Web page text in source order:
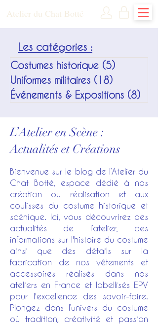
Atelier du Chat Botté
Les catégories :
Costumes historique (5)
Uniformes militaires (18)
Événements & Expositions (8)
L’Atelier en Scène :
Actualités et Créations
Bienvenue sur le blog de l’Atelier du
Chat Botté, espace dédié à nos
création ou réalisation et aux
coulisses du costume historique et
scénique. Ici, vous découvrirez des
actualités de l’atelier, des
informations sur l'histoire du costume
ainsi que des détails sur la
fabrication de nos vêtements et
accessoires réalisés dans nos
ateliers en France et labellisés EPV
pour l'excellence des savoir-faire.
Plongez dans l’univers du costume
où tradition, créativité et passion